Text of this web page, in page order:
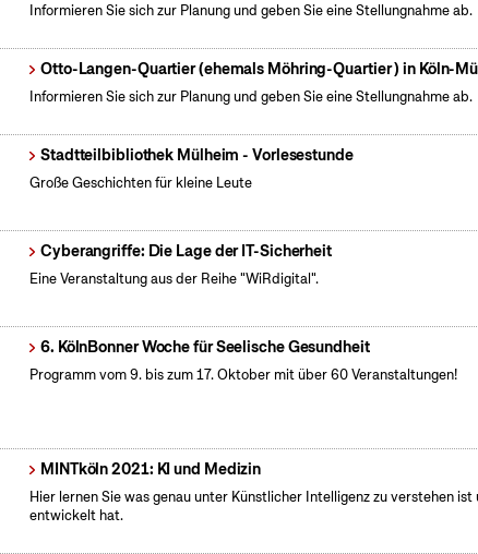
Informieren Sie sich zur Planung und geben Sie eine Stellungnahme ab.
Otto-Langen-Quartier (ehemals Möhring-Quartier ) in Köln-
Informieren Sie sich zur Planung und geben Sie eine Stellungnahme ab.
Stadtteilbibliothek Mülheim - Vorlesestunde
Große Geschichten für kleine Leute
Cyberangriffe: Die Lage der IT-Sicherheit
Eine Veranstaltung aus der Reihe "WiRdigital".
6. KölnBonner Woche für Seelische Gesundheit
Programm vom 9. bis zum 17. Oktober mit über 60 Veranstaltungen!
MINTköln 2021: KI und Medizin
Hier lernen Sie was genau unter Künstlicher Intelligenz zu verstehen ist
entwickelt hat.